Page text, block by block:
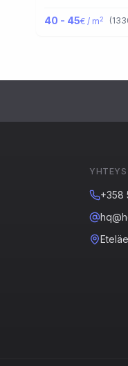
40 - 45€ / m2 (
+358